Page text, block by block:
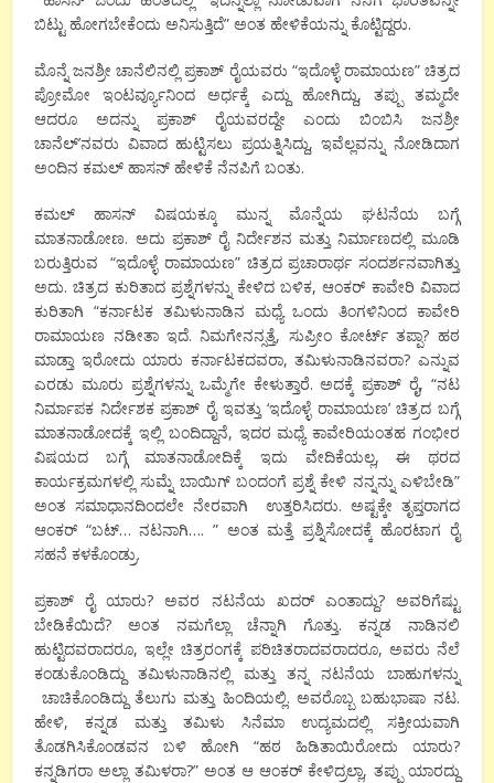
ಬಿಟ್ಟು ಹೋಗಬೇಕೆಂದು ಅನಿಸುತ್ತಿದೆ” ಅಂತ ಹೇಳಿಕೆಯನ್ನು ಕೊಟ್ಟಿದ್ದರು.
ಮೊನ್ನೆ ಜನಶ್ರೀ ಚಾನೆಲಿನಲ್ಲಿ ಪ್ರಕಾಶ್ ರೈಯವರು “ಇದೊಳ್ಳೆ ರಾಮಾಯಣ” ಚಿತ್ರದ
ಪ್ರೋಮೋ ಇಂಟರ್ವ್ಯೂನಿಂದ ಅರ್ಧಕ್ಕೆ ಎದ್ದು ಹೋಗಿದ್ದು, ತಪ್ಪು ತಮ್ಮದೇ
ಆದರೂ ಅದನ್ನು ಪ್ರಕಾಶ್ ರೈಯವರದ್ದೇ ಎಂದು ಬಿಂಬಿಸಿ ಜನಶ್ರೀ
ಚಾನೆಲ್’ನವರು ವಿವಾದ ಹುಟ್ಟಿಸಲು ಪ್ರಯತ್ನಿಸಿದ್ದು, ಇವೆಲ್ಲವನ್ನು ನೋಡಿದಾಗ
ಅಂದಿನ ಕಮಲ್ ಹಾಸನ್ ಹೇಳಿಕೆ ನೆನಪಿಗೆ ಬಂತು.
ಕಮಲ್ ಹಾಸನ್ ವಿಷಯಕ್ಕೂ ಮುನ್ನ ಮೊನ್ನೆಯ ಘಟನೆಯ ಬಗ್ಗೆ
ಮಾತನಾಡೋಣ. ಅದು ಪ್ರಕಾಶ್ ರೈ ನಿರ್ದೇಶನ ಮತ್ತು ನಿರ್ಮಾಣದಲ್ಲಿ ಮೂಡಿ
ಬರುತ್ತಿರುವ “ಇದೊಳ್ಳೆ ರಾಮಾಯಣ” ಚಿತ್ರದ ಪ್ರಚಾರಾರ್ಥ ಸಂದರ್ಶನವಾಗಿತ್ತು
ಅದು. ಚಿತ್ರದ ಕುರಿತಾದ ಪ್ರಶ್ನೆಗಳನ್ನು ಕೇಳಿದ ಬಳಿಕ, ಆಂಕರ್ ಕಾವೇರಿ ವಿವಾದ
ಕುರಿತಾಗಿ “ಕರ್ನಾಟಕ ತಮಿಳುನಾಡಿನ ಮಧ್ಯೆ ಒಂದು ತಿಂಗಳಿನಿಂದ ಕಾವೇರಿ
ರಾಮಾಯಣ ನಡೀತಾ ಇದೆ. ನಿಮಗೇನನ್ಸತ್ತೆ, ಸುಪ್ರೀಂ ಕೋರ್ಟ್ ತಪ್ಪಾ? ಹಠ
ಮಾಡ್ತಾ ಇರೋದು ಯಾರು ಕರ್ನಾಟಕದವರಾ, ತಮಿಳುನಾಡಿನವರಾ? ಎನ್ನುವ
ಎರಡು ಮೂರು ಪ್ರಶ್ನೆಗಳನ್ನು ಒಮ್ಮೆಗೇ ಕೇಳುತ್ತಾರೆ. ಅದಕ್ಕೆ ಪ್ರಕಾಶ್ ರೈ, “ನಟ
ನಿರ್ಮಾಪಕ ನಿರ್ದೇಶಕ ಪ್ರಕಾಶ್ ರೈ ಇವತ್ತು ‘ಇದೊಳ್ಳೆ ರಾಮಾಯಣ’ ಚಿತ್ರದ ಬಗ್ಗೆ
ಮಾತನಾಡೋದಕ್ಕೆ ಇಲ್ಲಿ ಬಂದಿದ್ದಾನೆ, ಇದರ ಮಧ್ಯೆ ಕಾವೇರಿಯಂತಹ ಗಂಭೀರ
ವಿಷಯದ ಬಗ್ಗೆ ಮಾತನಾಡೋದಿಕ್ಕೆ ಇದು ವೇದಿಕೆಯಲ್ಲ, ಈ ಥರದ
ಕಾರ್ಯಕ್ರಮಗಳಲ್ಲಿ ಸುಮ್ನೆ ಬಾಯಿಗ್ ಬಂದಂಗೆ ಪ್ರಶ್ನೆ ಕೇಳಿ ನನ್ನನ್ನು ಎಳಿಬೇಡಿ”
ಅಂತ ಸಮಾಧಾನದಿಂದಲೇ ನೇರವಾಗಿ ಉತ್ತರಿಸಿದರು. ಅಷ್ಟಕ್ಕೇ ತೃಪ್ತರಾಗದ
ಆಂಕರ್ “ಬಟ್… ನಟನಾಗಿ…. ” ಅಂತ ಮತ್ತೆ ಪ್ರಶ್ನಿಸೋದಕ್ಕೆ ಹೊರಟಾಗ ರೈ
ಸಹನೆ ಕಳಕೊಂಡ್ರು.
ಪ್ರಕಾಶ್ ರೈ ಯಾರು? ಅವರ ನಟನೆಯ ಖದರ್ ಎಂತಾದ್ದು? ಅವರಿಗೆಷ್ಟು
ಬೇಡಿಕೆಯಿದೆ? ಅಂತ ನಮಗೆಲ್ಲಾ ಚೆನ್ನಾಗಿ ಗೊತ್ತು. ಕನ್ನಡ ನಾಡಿನಲಿ
ಹುಟ್ಟಿದವರಾದರೂ, ಇಲ್ಲೇ ಚಿತ್ರರಂಗಕ್ಕೆ ಪರಿಚಿತರಾದವರಾದರೂ, ಅವರು ನೆಲೆ
ಕಂಡುಕೊಂಡಿದ್ದು ತಮಿಳುನಾಡಿನಲ್ಲಿ ಮತ್ತು ತನ್ನ ನಟನೆಯ ಬಾಹುಗಳನ್ನು
ಚಾಚಿಕೊಂಡಿದ್ದು ತೆಲುಗು ಮತ್ತು ಹಿಂದಿಯಲ್ಲಿ. ಅವರೊಬ್ಬ ಬಹುಭಾಷಾ ನಟ.
ಹೇಳಿ, ಕನ್ನಡ ಮತ್ತು ತಮಿಳು ಸಿನೆಮಾ ಉದ್ಯಮದಲ್ಲಿ ಸಕ್ರೀಯವಾಗಿ
ತೊಡಗಿಸಿಕೊಂಡವನ ಬಳಿ ಹೋಗಿ “ಹಠ ಹಿಡಿತಾಯಿರೋದು ಯಾರು?
ಕನ್ನಡಿಗರಾ ಅಲ್ಲಾ ತಮಿಳರಾ?” ಅಂತ ಆ ಆಂಕರ್ ಕೇಳಿದ್ರಲ್ಲಾ, ತಪ್ಪು ಯಾರದ್ದು